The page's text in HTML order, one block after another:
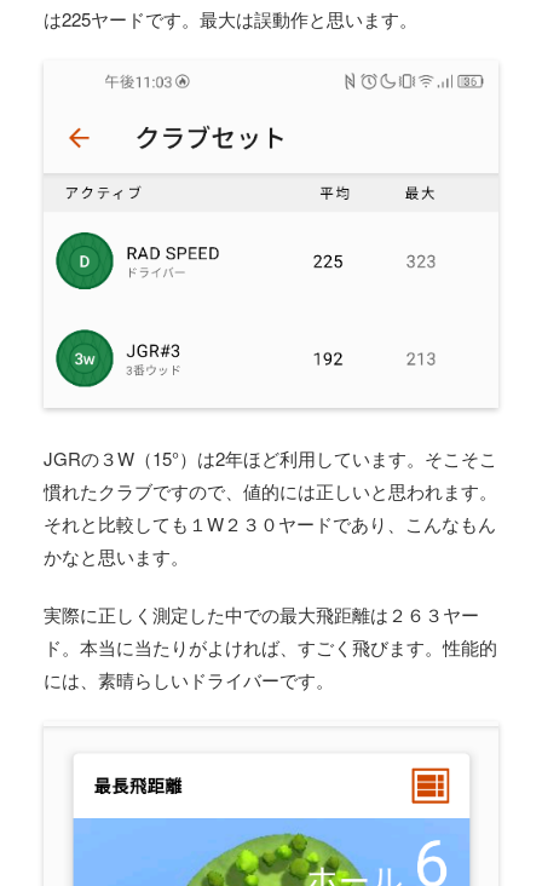
は225ヤードです。最大は誤動作と思います。
JGRの３W（15°）は2年ほど利用しています。そこそこ
慣れたクラブですので、値的には正しいと思われます。
それと比較しても１W２３０ヤードであり、こんなもん
かなと思います。
実際に正しく測定した中での最大飛距離は２６３ヤー
ド。本当に当たりがよければ、すごく飛びます。性能的
には、素晴らしいドライバーです。